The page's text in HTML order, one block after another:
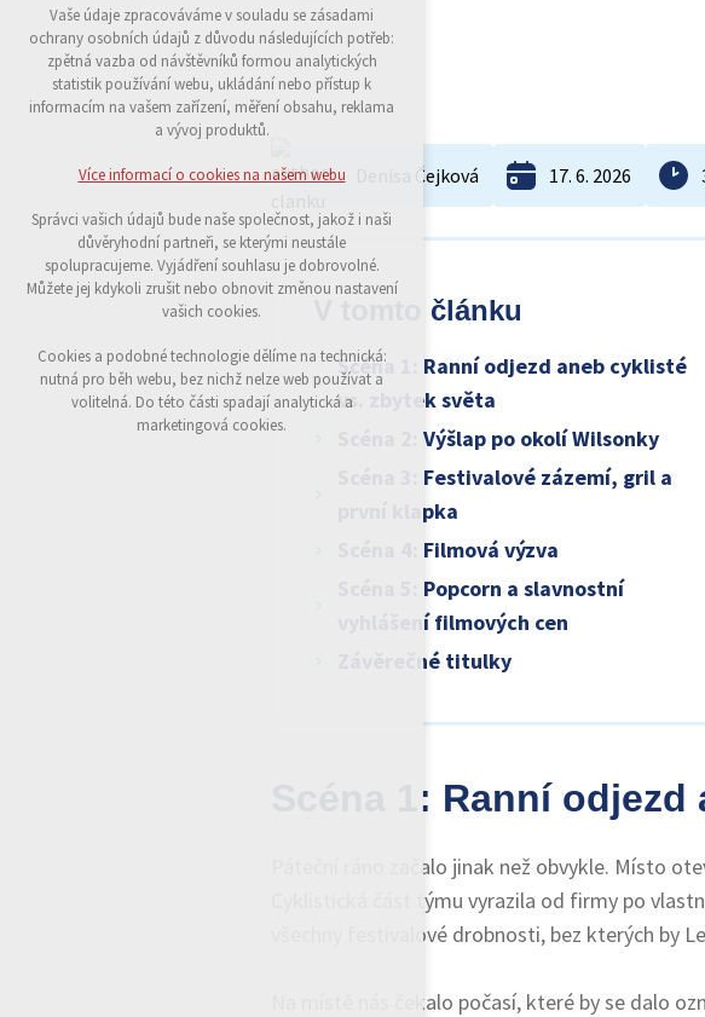
Denisa Čejková 17. 6. 2026
V tomto článku
Scéna 1: Ranní odjezd aneb cyklisté
vs. zbytek světa
Scéna 2: Výšlap po okolí Wilsonky
Scéna 3: Festivalové zázemí, gril a
první klapka
Scéna 4: Filmová výzva
Scéna 5: Popcorn a slavnostní
vyhlášení filmových cen
Závěrečné titulky
Scéna 1: Ranní
Páteční ráno začalo jinak než obvykle. Místo
Cyklistická část týmu vyrazila od firmy po
všechny festivalové drobnosti, bez kterých by
Na místě nás čekalo počasí, které by se dalo
Technická cookies
nutná pro provozování webu
udržení kontextu stránek (session): případná
přihlášení, volby jazyka, apod.
Volitelná cookies
analytická pro anonymizované vyhodnocení
návštěvnosti
marketingová cookies (Google)
Více informací o cookies na našem webu
Odmítnout vše
Vaše údaje zpracováváme v souladu se zásadami
ochrany osobních údajů z důvodu následujících potřeb:
zpětná vazba od návštěvníků formou analytických
statistik používání webu, ukládání nebo přístup k
informacím na vašem zařízení, měření obsahu, reklama
a vývoj produktů.
Více informací o cookies na našem webu
Správci vašich údajů bude naše společnost, jakož i naši
důvěryhodní partneři, se kterými neustále
spolupracujeme. Vyjádření souhlasu je dobrovolné.
Můžete jej kdykoli zrušit nebo obnovit změnou nastavení
vašich cookies.
Cookies a podobné technologie dělíme na technická:
nutná pro běh webu, bez nichž nelze web používat a
volitelná. Do této části spadají analytická a
marketingová cookies.